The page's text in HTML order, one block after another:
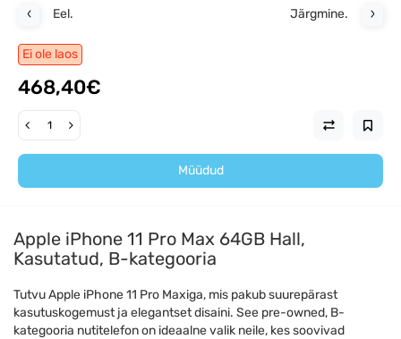
Eel. Järgmine.
Ei ole laos
468,40€
Müüdud
Apple iPhone 11 Pro Max 64GB Hall,
Kasutatud, B-kategooria
Tutvu Apple iPhone 11 Pro Maxiga, mis pakub suurepärast
kasutuskogemust ja elegantset disaini. See pre-owned, B-
kategooria nutitelefon on ideaalne valik neile, kes soovivad